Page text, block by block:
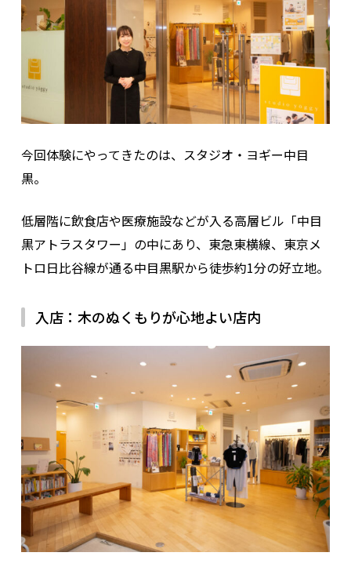
今回体験にやってきたのは、スタジオ・ヨギー中目
黒。
低層階に飲食店や医療施設などが入る高層ビル「中目
黒アトラスタワー」の中にあり、東急東横線、東京メ
トロ日比谷線が通る中目黒駅から徒歩約1分の好立地。
入店：木のぬくもりが心地よい店内